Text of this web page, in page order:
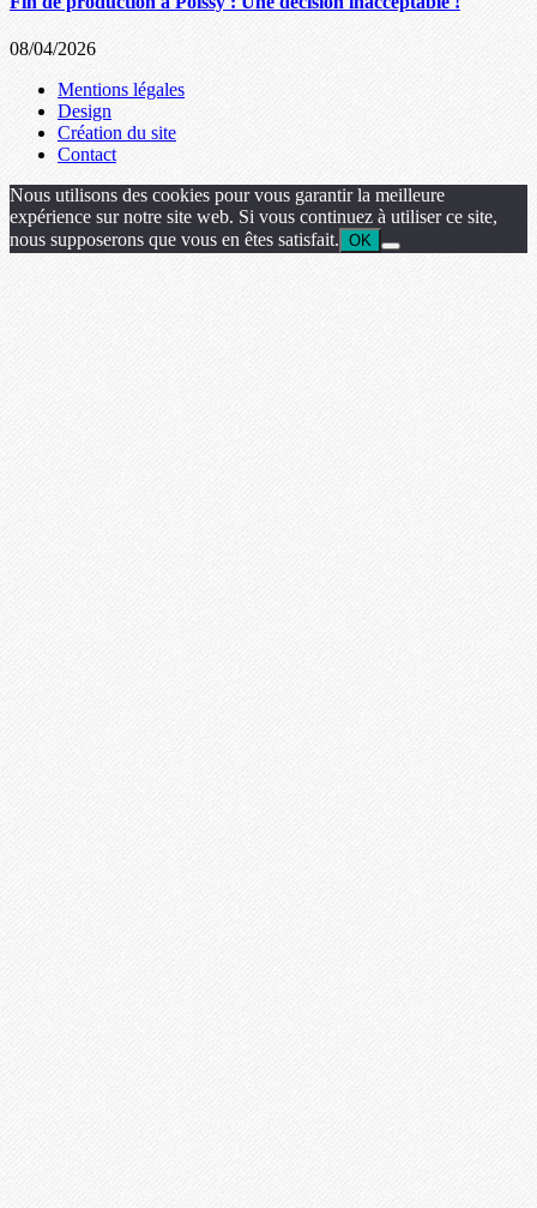
08/04/2026
Mentions légales
Design
Création du site
Contact
Nous utilisons des cookies pour vous garantir la meilleure
expérience sur notre site web. Si vous continuez à utiliser ce site,
nous supposerons que vous en êtes satisfait. OK